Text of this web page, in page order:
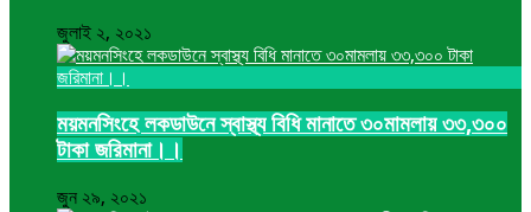
জুলাই ২, ২০২১
ময়মনসিংহে লকডাউনে স্বাস্থ্য বিধি মানাতে ৩০মামলায় ৩৩,৩০০
টাকা জরিমানা।।
জুন ২৯, ২০২১